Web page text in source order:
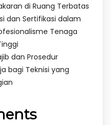
di Ruang Terbatas
dan Sertifikasi dalam
Tenaga
dan Prosedur
bagi Teknisi yang